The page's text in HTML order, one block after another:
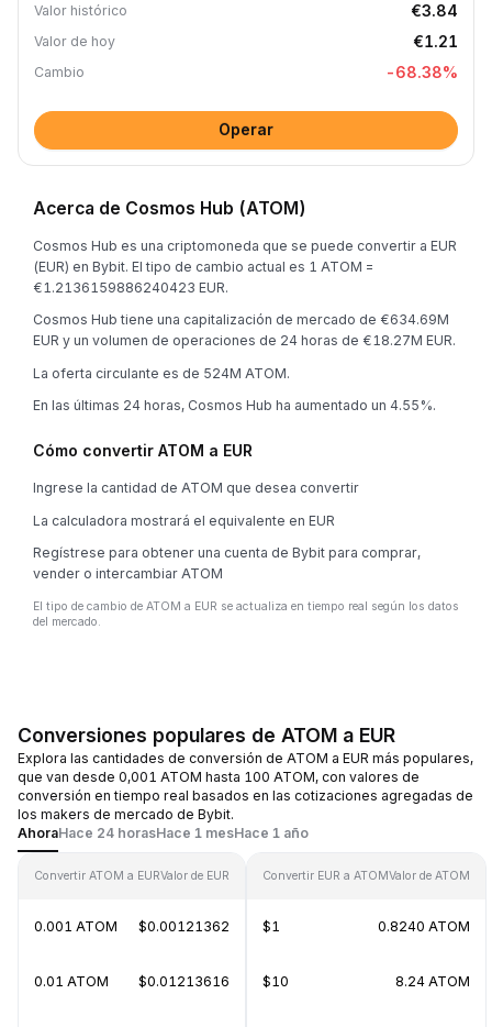
Valor histórico €3.84
Valor de hoy €1.21
Cambio -68.38%
Operar
Acerca de Cosmos Hub (ATOM)
Cosmos Hub es una criptomoneda que se puede convertir a EUR
(EUR) en Bybit. El tipo de cambio actual es 1 ATOM =
€1.2136159886240423 EUR.
Cosmos Hub tiene una capitalización de mercado de €634.69M
EUR y un volumen de operaciones de 24 horas de €18.27M EUR.
La oferta circulante es de 524M ATOM.
En las últimas 24 horas, Cosmos Hub ha aumentado un 4.55%.
Cómo convertir ATOM a EUR
Ingrese la cantidad de ATOM que desea convertir
La calculadora mostrará el equivalente en EUR
Regístrese para obtener una cuenta de Bybit para comprar,
vender o intercambiar ATOM
El tipo de cambio de ATOM a EUR se actualiza en tiempo real según los datos
del mercado.
Conversiones populares de ATOM a EUR
Explora las cantidades de conversión de ATOM a EUR más populares,
que van desde 0,001 ATOM hasta 100 ATOM, con valores de
conversión en tiempo real basados en las cotizaciones agregadas de
los makers de mercado de Bybit.
AhoraHace 24 horasHace 1 mesHace 1 año
Convertir ATOM a EURValor de EUR
0.001 ATOM $0.00121362
0.01 ATOM $0.01213616
Convertir EUR a ATOMValor de ATOM
$1 0.8240 ATOM
$10 8.24 ATOM